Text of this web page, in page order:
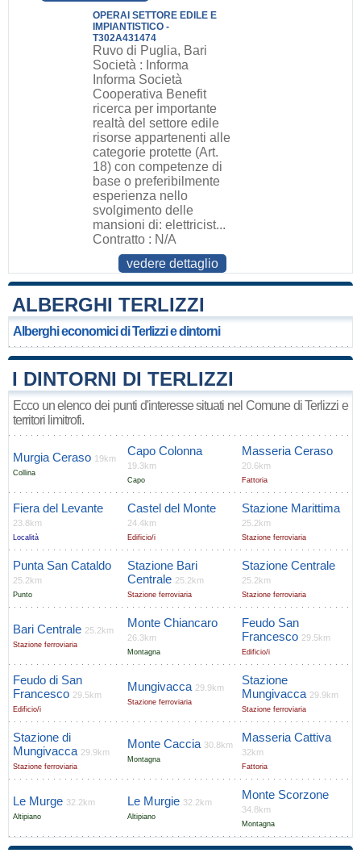
OPERAI SETTORE EDILE E
IMPIANTISTICO -
T302A431474
Ruvo di Puglia, Bari
Società : Informa
Informa Società
Cooperativa Benefit
ricerca per importante
realtà del settore edile
risorse appartenenti alle
categorie protette (Art.
18) con competenze di
base o preferibilmente
esperienza nello
svolgimento delle
mansioni di: elettricist...
Contratto : N/A
vedere dettaglio
ALBERGHI TERLIZZI
Alberghi economici di Terlizzi e dintorni
I DINTORNI DI TERLIZZI
Ecco un elenco dei punti d'interesse situati nel Comune di Terlizzi e
territori limitrofi.
Murgia Ceraso 19km
Collina
Capo Colonna
19.3km
Capo
Masseria Ceraso
20.6km
Fattoria
Fiera del Levante
23.8km
Località
Castel del Monte
24.4km
Edificio/i
Stazione Marittima
25.2km
Stazione ferroviaria
Punta San Cataldo
25.2km
Punto
Stazione Bari
Centrale 25.2km
Stazione ferroviaria
Stazione Centrale
25.2km
Stazione ferroviaria
Bari Centrale 25.2km
Stazione ferroviaria
Monte Chiancaro
26.3km
Montagna
Feudo San
Francesco 29.5km
Edificio/i
Feudo di San
Francesco 29.5km
Edificio/i
Mungivacca 29.9km
Stazione ferroviaria
Stazione
Mungivacca 29.9km
Stazione ferroviaria
Stazione di
Mungivacca 29.9km
Stazione ferroviaria
Monte Caccia 30.8km
Montagna
Masseria Cattiva
32km
Fattoria
Le Murge 32.2km
Altipiano
Le Murgie 32.2km
Altipiano
Monte Scorzone
34.8km
Montagna